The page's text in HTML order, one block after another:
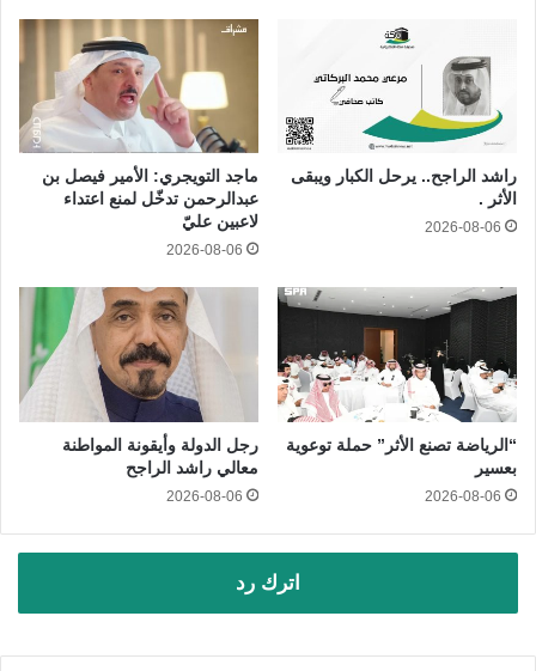
راشد الراجح.. يرحل الكبار ويبقى
الأثر .
2026-08-06
ماجد التويجري: الأمير فيصل بن
عبدالرحمن تدخّل لمنع اعتداء
لاعبين عليّ
2026-08-06
“الرياضة تصنع الأثر” حملة توعوية
بعسير
2026-08-06
رجل الدولة وأيقونة المواطنة
معالي راشد الراجح
2026-08-06
اترك رد